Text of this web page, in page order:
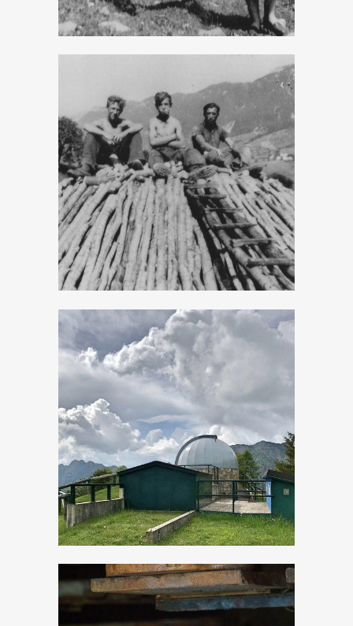
Percorso del
Carbonaio
Serata “A Lume di
Stella”